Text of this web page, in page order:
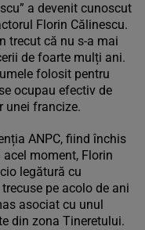
a devenit cunoscut
Florin Călinescu.
trecut că nu s-a mai
de foarte mulți ani.
folosit pentru
ocupau efectiv de
unei francize.
ANPC, fiind închis
moment, Florin
legătură cu
pe acolo de ani
asociat cu unul
din zona Tineretului.